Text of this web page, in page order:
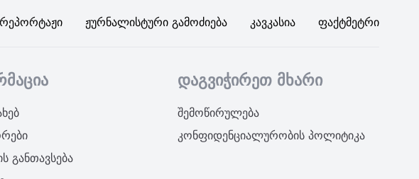
Ჟურნალისტური Გამოძიება Კავკასია Ფაქტმეტრი
განთავსება
დაგვიჭირეთ მხარი
შემოწირულება
კონფიდენციალურობის პოლიტიკა